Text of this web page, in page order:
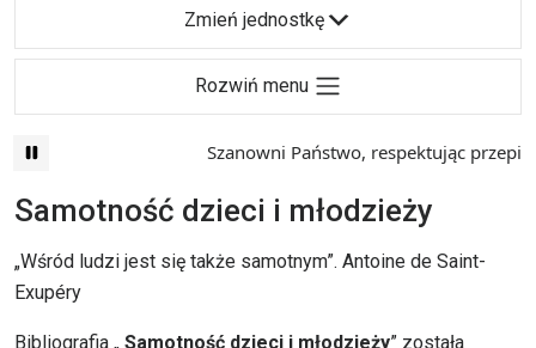
Zmień jednostkę
Rozwiń menu
Szanowni Państwo, respektując przepisy
Samotność dzieci i młodzieży
„Wśród ludzi jest się także samotnym”. Antoine de Saint-
Exupéry
Bibliografia „ Samotność dzieci i młodzieży” została